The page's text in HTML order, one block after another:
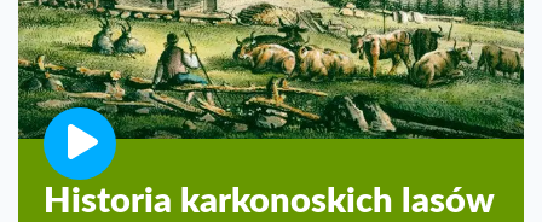
Historia karkonoskich lasów